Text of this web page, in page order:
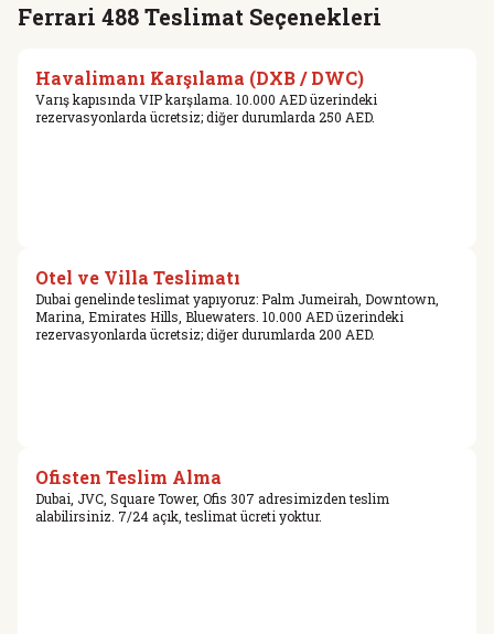
Ferrari 488 Teslimat Seçenekleri
Havalimanı Karşılama (DXB / DWC)
Varış kapısında VIP karşılama. 10.000 AED üzerindeki
rezervasyonlarda ücretsiz; diğer durumlarda 250 AED.
Otel ve Villa Teslimatı
Dubai genelinde teslimat yapıyoruz: Palm Jumeirah, Downtown,
Marina, Emirates Hills, Bluewaters. 10.000 AED üzerindeki
rezervasyonlarda ücretsiz; diğer durumlarda 200 AED.
Ofisten Teslim Alma
Dubai, JVC, Square Tower, Ofis 307 adresimizden teslim
alabilirsiniz. 7/24 açık, teslimat ücreti yoktur.